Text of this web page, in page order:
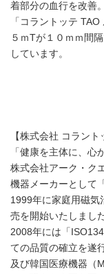
着部分の血行を改善
「コラントッテ
５ｍTが１０ｍｍ間
しています。
【株式会社 コラント
「健康を主体に、心
株式会社アーク・ク
機器メーカーとして
1999年に家庭用磁気
売を開始いたしました
2008年には「
ての品質の確立を遂
及び韓国医療機器（